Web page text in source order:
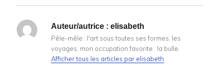
Auteur/autrice : elisabeth
Pêle-mêle : l'art sous toutes ses formes, les
voyages, mon occupation favorite : la bulle.
Afficher tous les articles par elisabeth